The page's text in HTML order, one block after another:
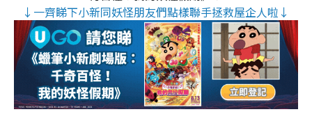
↓一齊睇下小新同妖怪朋友們點樣聯手拯救屋企人啦↓